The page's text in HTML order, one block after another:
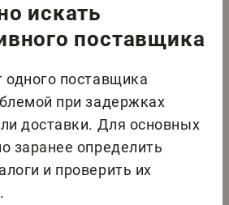
искать
поставщика
одного поставщика
при задержках
доставки. Для основных
заранее определить
и проверить их